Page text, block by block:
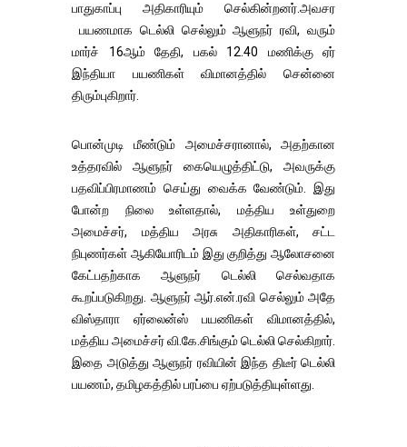
பாதுகாப்பு அதிகாரியும் செல்கின்றனர்.அவசர
பயணமாக டெல்லி செல்லும் ஆளுநர் ரவி, வரும்
மார்ச் 16ஆம் தேதி, பகல் 12.40 மணிக்கு ஏர்
இந்தியா பயணிகள் விமானத்தில் சென்னை
திரும்புகிறார்.
பொன்முடி மீண்டும் அமைச்சரானால், அதற்கான
உத்தரவில் ஆளுநர் கையெழுத்திட்டு, அவருக்கு
பதவிப்பிரமாணம் செய்து வைக்க வேண்டும். இது
போன்ற நிலை உள்ளதால், மத்திய உள்துறை
அமைச்சர், மத்திய அரசு அதிகாரிகள், சட்ட
நிபுணர்கள் ஆகியோரிடம் இது குறித்து ஆலோசனை
கேட்பதற்காக ஆளுநர் டெல்லி செல்வதாக
கூறப்படுகிறது. ஆளுநர் ஆர்.என்.ரவி செல்லும் அதே
விஸ்தாரா ஏர்லைன்ஸ் பயணிகள் விமானத்தில்,
மத்திய அமைச்சர் வி.கே.சிங்கும் டெல்லி செல்கிறார்.
இதை அடுத்து ஆளுநர் ரவியின் இந்த திடீர் டெல்லி
பயணம், தமிழகத்தில் பரப்பை ஏற்படுத்தியுள்ளது.